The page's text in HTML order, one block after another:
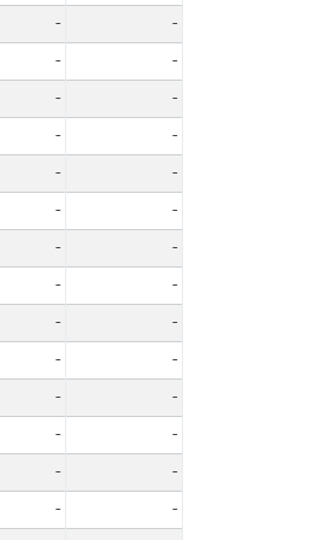
-
-
-
-
-
-
-
-
-
-
-
-
-
-
-
-
-
-
-
-
-
-
-
-
-
-
-
-